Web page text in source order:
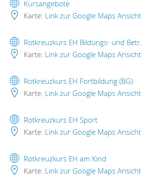
Kursangebote
Karte: Link zur Google Maps Ansicht
Rotkreuzkurs EH Bildungs- und
Karte: Link zur Google Maps Ansicht
Rotkreuzkurs EH Fortbildung (BG)
Karte: Link zur Google Maps Ansicht
Rotkreuzkurs EH Sport
Karte: Link zur Google Maps Ansicht
Rotkreuzkurs EH am Kind
Karte: Link zur Google Maps Ansicht